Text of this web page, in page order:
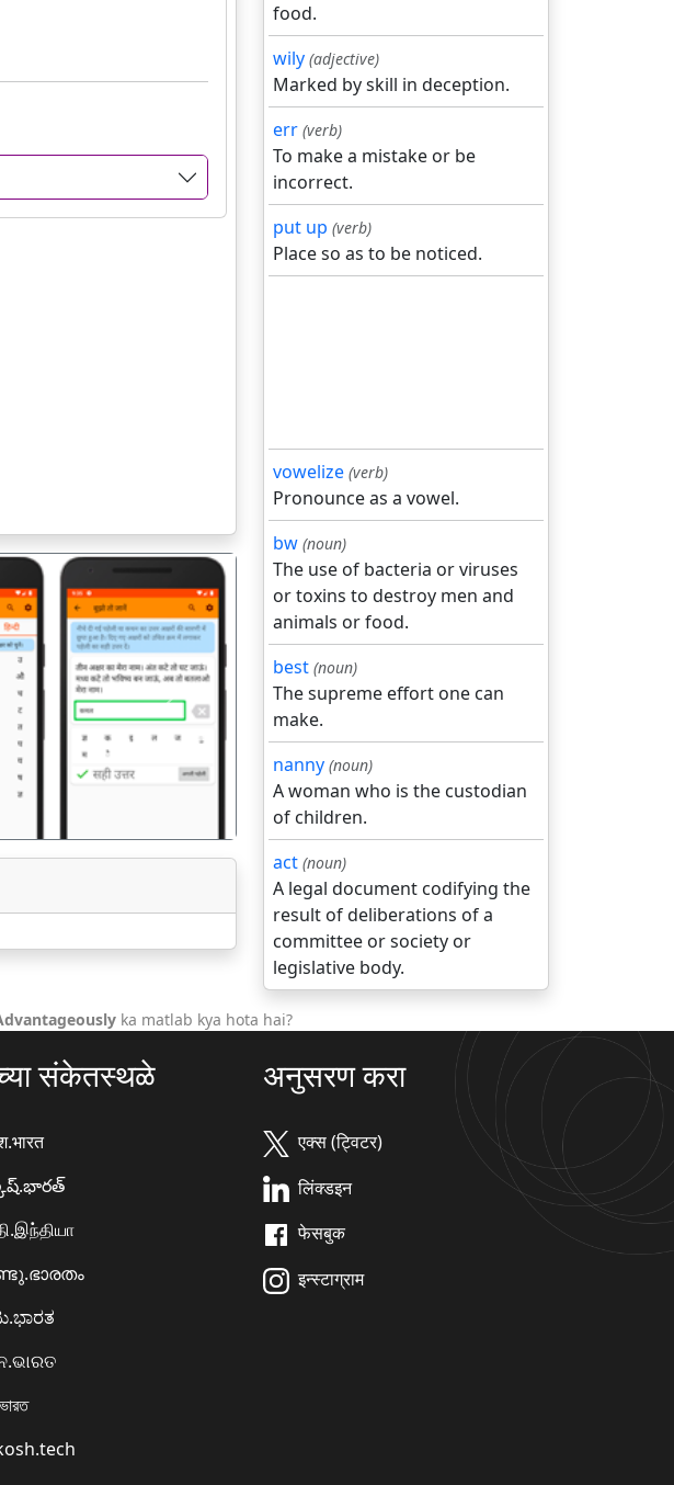
अगला
food.
wily (adjective)
Marked by skill in deception.
err (verb)
To make a mistake or be
incorrect.
put up (verb)
Place so as to be noticed.
vowelize (verb)
Pronounce as a vowel.
bw (noun)
The use of bacteria or viruses
or toxins to destroy men and
animals or food.
best (noun)
The supreme effort one can
make.
nanny (noun)
A woman who is the custodian
of children.
act (noun)
A legal document codifying the
result of deliberations of a
committee or society or
legislative body.
ka matlab kya hota hai?
संकेतस्थळे अनुसरण करा
एक्स (ट्विटर)
लिंक्डइन
फेसबुक
इन्स्टाग्राम